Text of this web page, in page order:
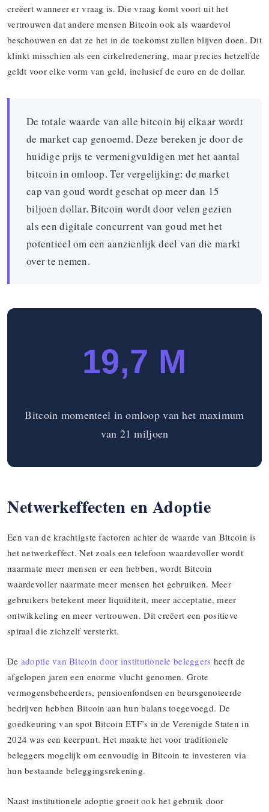
creëert wanneer er vraag is. Die vraag komt voort uit het
vertrouwen dat andere mensen Bitcoin ook als waardevol
beschouwen en dat ze het in de toekomst zullen blijven doen. Dit
klinkt misschien als een cirkelredenering, maar precies hetzelfde
geldt voor elke vorm van geld, inclusief de euro en de dollar.
De totale waarde van alle bitcoin bij elkaar wordt
de market cap genoemd. Deze bereken je door de
huidige prijs te vermenigvuldigen met het aantal
bitcoin in omloop. Ter vergelijking: de market
cap van goud wordt geschat op meer dan 15
biljoen dollar. Bitcoin wordt door velen gezien
als een digitale concurrent van goud met het
potentieel om een aanzienlijk deel van die markt
over te nemen.
19,7 M
Bitcoin momenteel in omloop van het maximum
van 21 miljoen
Netwerkeffecten en Adoptie
Een van de krachtigste factoren achter de waarde van Bitcoin is
het netwerkeffect. Net zoals een telefoon waardevoller wordt
naarmate meer mensen er een hebben, wordt Bitcoin
waardevoller naarmate meer mensen het gebruiken. Meer
gebruikers betekent meer liquiditeit, meer acceptatie, meer
ontwikkeling en meer vertrouwen. Dit creëert een positieve
spiraal die zichzelf versterkt.
De adoptie van Bitcoin door institutionele beleggers heeft de
afgelopen jaren een enorme vlucht genomen. Grote
vermogensbeheerders, pensioenfondsen en beursgenoteerde
bedrijven hebben Bitcoin aan hun balans toegevoegd. De
goedkeuring van spot Bitcoin ETF’s in de Verenigde Staten in
2024 was een keerpunt. Het maakte het voor traditionele
beleggers mogelijk om eenvoudig in Bitcoin te investeren via
hun bestaande beleggingsrekening.
Naast institutionele adoptie groeit ook het gebruik door